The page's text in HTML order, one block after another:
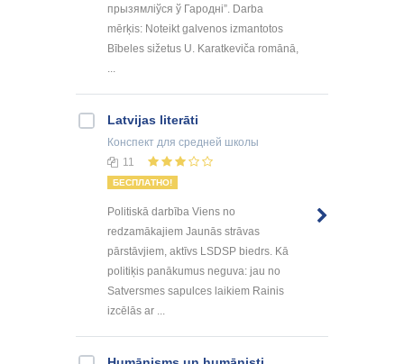
прызямліўся ў Гародні”. Darba
mērķis: Noteikt galvenos izmantotos
Bībeles sižetus U. Karatkeviča romānā,
Latvijas literāti
Конспект для средней школы
11
БЕСПЛАТНО!
Politiskā darbība Viens no
redzamākajiem Jaunās strāvas
pārstāvjiem, aktīvs LSDSP biedrs. Kā
politiķis panākumus neguva: jau no
Satversmes sapulces laikiem Rainis
izcēlās ar ...